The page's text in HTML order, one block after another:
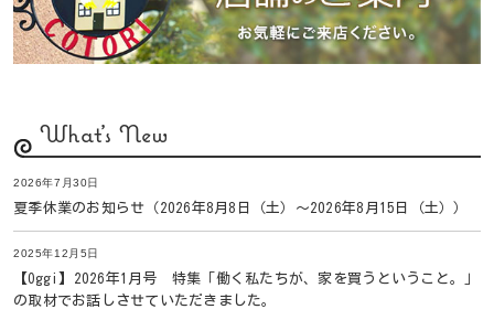
What's New
2026年7月30日
夏季休業のお知らせ（2026年8月8日（土）〜2026年8月15日（土））
2025年12月5日
【Oggi】2026年1月号 特集「働く私たちが、家を買うということ。」
の取材でお話しさせていただきました。